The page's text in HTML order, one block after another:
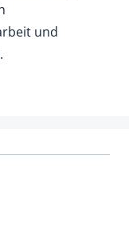
und